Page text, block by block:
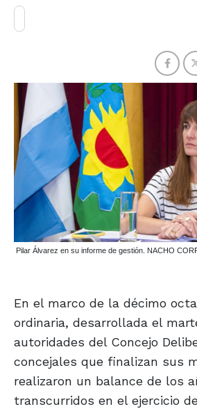
Pilar Álvarez en su informe de gestión. NACHO
En el marco de la décimo
ordinaria, desarrollada el
autoridades del Concejo
concejales que finalizan sus
realizaron un balance de los
transcurridos en el ejercicio